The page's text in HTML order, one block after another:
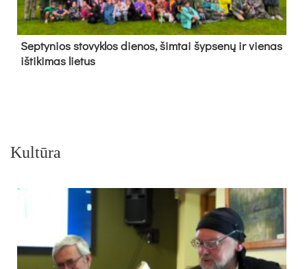
Sep­ty­nios sto­vyk­los die­nos, šim­tai šyp­se­nų ir vie­nas
iš­ti­ki­mas lie­tus
Kultūra